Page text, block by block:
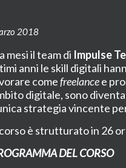
2018
mesi il team di Impulse
anni le skill digitali
comefreelancee
digitale, sono
strategia vincente
è strutturato in 26
DEL CORSO